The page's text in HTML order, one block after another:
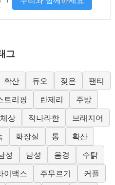
그
확산 듀오 젖은
팬티
트리핑 란제리
주방
상 적나라한
브래지어
화장실 통
확산
성 남성 음경
수탉
이맥스 주무르기
커플